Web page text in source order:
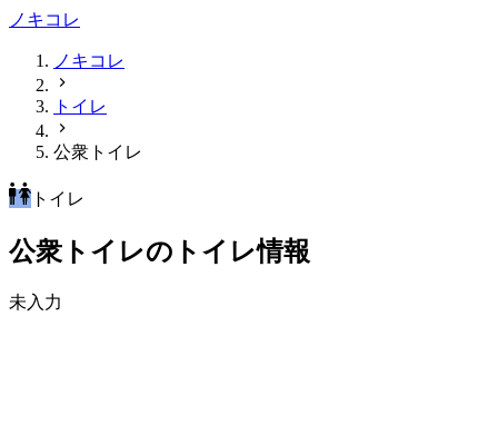
ノキコレ
ノキコレ
トイレ
公衆トイレ
トイレ
公衆トイレのトイレ情報
未入力